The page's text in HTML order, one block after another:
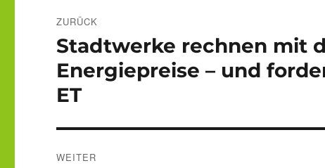
ZURÜCK
Vorheriger
Beitrag:
Stadtwerke rechnen mit
Energiepreise – und
ET
WEITER